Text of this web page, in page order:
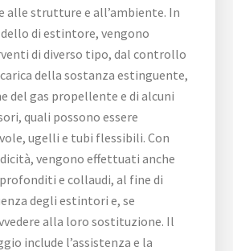
alle strutture e all’ambiente. In
di estintore, vengono
di diverso tipo, dal controllo
della sostanza estinguente,
del gas propellente e di alcuni
quali possono essere
ugelli e tubi flessibili. Con
vengono effettuati anche
e collaudi, al fine di
degli estintori e, se
alla loro sostituzione. Il
include l’assistenza e la